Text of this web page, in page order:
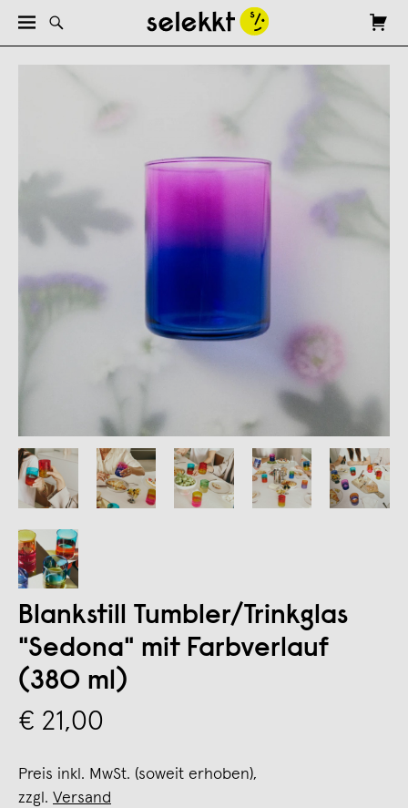
Blankstill Tumbler/Trinkglas
"Sedona" mit Farbverlauf
(380 ml)
€ 21,00
Preis inkl. MwSt. (soweit erhoben),
zzgl. Versand